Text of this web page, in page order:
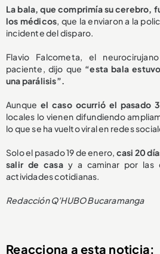
La bala, que comprimía su cerebro,
los médicos, que la enviaron a la
incidente del disparo.
Flavio Falcometa, el
paciente, dijo que “esta bala
una parálisis”.
Aunque el caso ocurrió el pasado
locales lo vienen difundiendo
lo que se ha vuelto viral en redes
Solo el pasado 19 de enero, casi 20
salir de casay a caminar por las
actividades cotidianas.
Redacción Q’HUBO Bucaramanga
Reacciona a esta noticia: